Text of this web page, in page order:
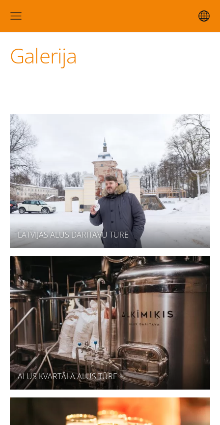
Galerija
LATVIJAS ALUS DARĪTAVU TŪRE
ALUS KVARTĀLA ALUS TŪRE